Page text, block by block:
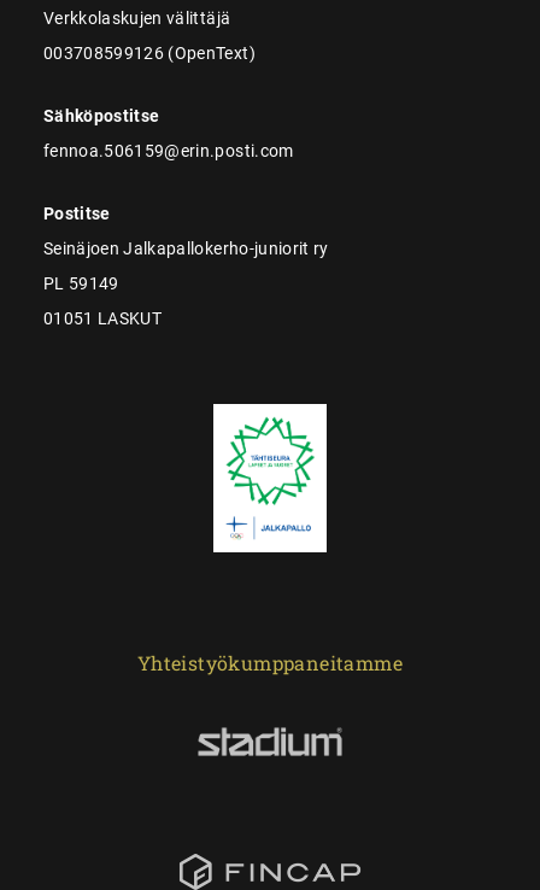
Verkkolaskujen välittäjä
003708599126 (OpenText)
Sähköpostitse
fennoa.506159@erin.posti.com
Postitse
Seinäjoen Jalkapallokerho-juniorit ry
PL 59149
01051 LASKUT
Yhteistyökumppaneitamme